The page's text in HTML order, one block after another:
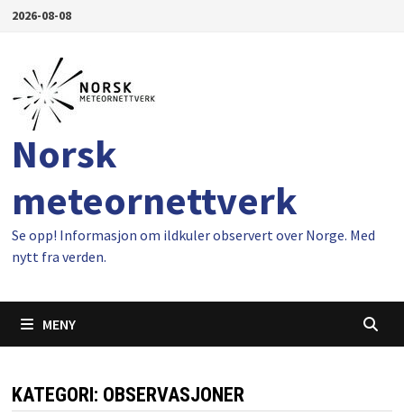
Gå2026-08-08
Norsk
meteornettverk
Se opp! Informasjon om ildkuler observert over Norge. Med
nytt fra verden.
MENY
KATEGORI: OBSERVASJONER